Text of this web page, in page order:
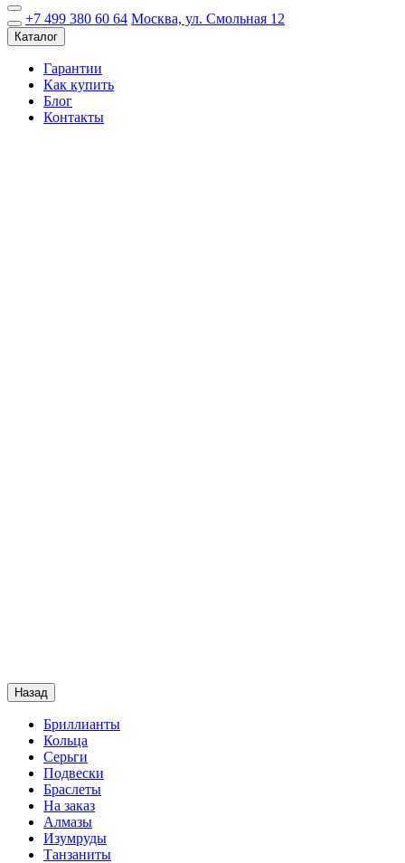
+7 499 380 60 64 Москва, ул. Смольная 12
Каталог
Гарантии
Как купить
Блог
Контакты
Назад
Бриллианты
Кольца
Серьги
Подвески
Браслеты
На заказ
Алмазы
Изумруды
Танзаниты